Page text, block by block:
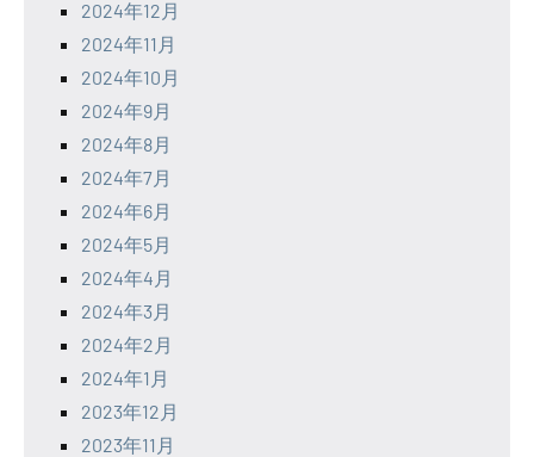
2024年12月
2024年11月
2024年10月
2024年9月
2024年8月
2024年7月
2024年6月
2024年5月
2024年4月
2024年3月
2024年2月
2024年1月
2023年12月
2023年11月